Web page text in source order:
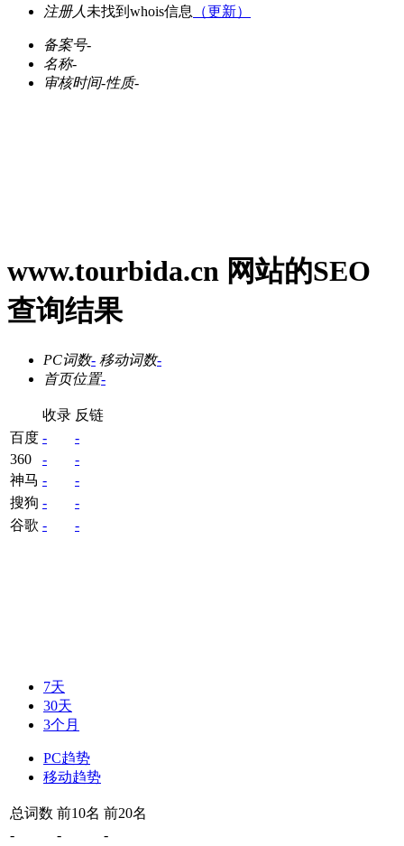
注册人 未找到whois信息 （更新）
备案号-
名称-
审核时间-性质-
www.tourbida.cn 网站的SEO
查询结果
PC词数- 移动词数-
首页位置-
收录 反链
百度 -
-
360
-
-
神马 -
-
搜狗 -
-
谷歌 - -
7天
30天
3个月
PC趋势
移动趋势
总词数 前10名 前20名
-
- -